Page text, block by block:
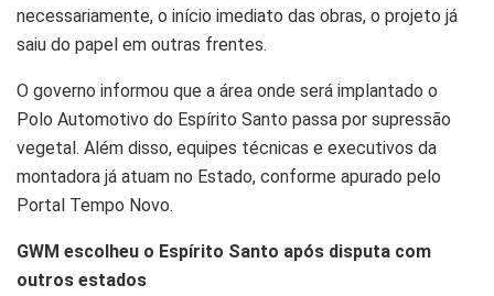
necessariamente, o início imediato das obras, o projeto já
saiu do papel em outras frentes.
O governo informou que a área onde será implantado o
Polo Automotivo do Espírito Santo passa por supressão
vegetal. Além disso, equipes técnicas e executivos da
montadora já atuam no Estado, conforme apurado pelo
Portal Tempo Novo.
GWM escolheu o Espírito Santo após disputa com
outros estados